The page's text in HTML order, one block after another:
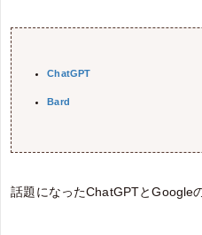
ChatGPT
Bard
話題になったChatGPTとGoogle